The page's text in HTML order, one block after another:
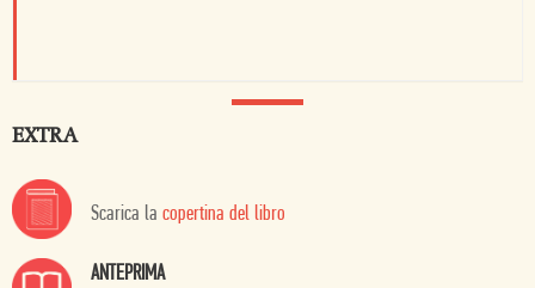
EXTRA
Scarica la copertina del libro
ANTEPRIMA